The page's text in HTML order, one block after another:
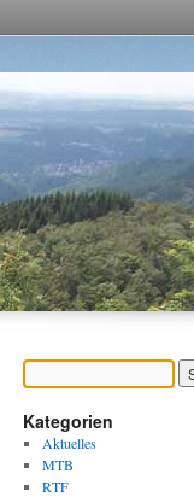
Kategorien
Aktuelles
MTB
RTF